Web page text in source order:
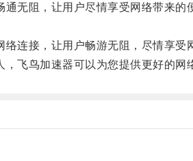
阻，让用户尽情享受网络带来的
接，让用户畅游无阻，尽情享受
鸟加速器可以为您提供更好的网